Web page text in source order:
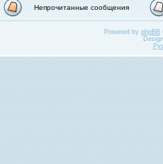
Непрочитанные сообщения
Powered by phpBB